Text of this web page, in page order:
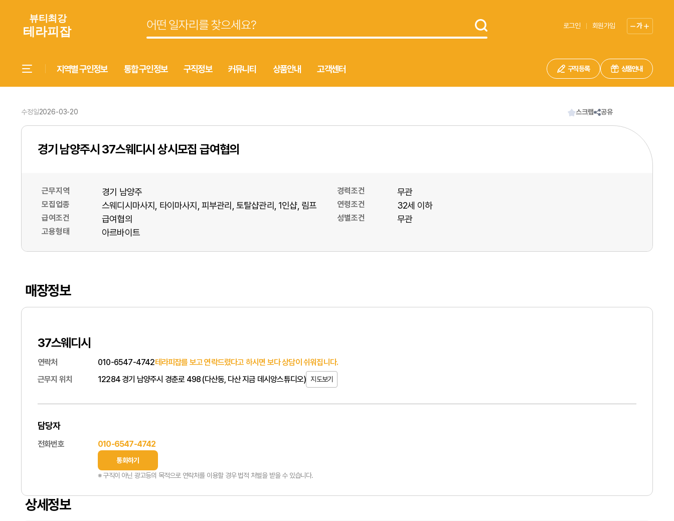
로그인 회원가입 가
지역별 구인정보 통합 구인정보 구직정보 커뮤니티 상품안내 고객센터 구직 등록 상품안내
수정일2026-03-20 스크랩 공유
경기 남양주시 37스웨디시 상시모집 급여협의
근무지역 경기 남양주
모집업종 스웨디시마사지 타이마사지 피부관리 토탈샵관리 1인샵 림프
급여조건 급여협의
고용형태 아르바이트
경력조건 무관
연령조건 32세 이하
성별조건 무관
매장정보
37스웨디시
연락처 010-6547-4742테라피잡를 보고 연락드렸다고 하시면 보다 상담이 쉬워집니다.
근무지 위치
12284 경기 남양주시 경춘로 498 (다산동, 다산 지금 데시앙스튜디오) 지도보기
담당자
전화번호 010-6547-4742
통화하기
※ 구직이 아닌 광고등의 목적으로 연락처를 이용할 경우 법적 처벌을 받을 수 있습니다.
상세정보